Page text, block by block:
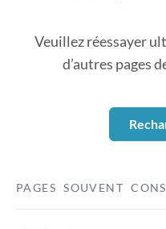
Veuillez réessayer
d’autres pages
PAGES SOUVENT